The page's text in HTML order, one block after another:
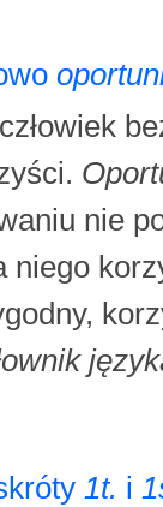
nie
niego
1t. i